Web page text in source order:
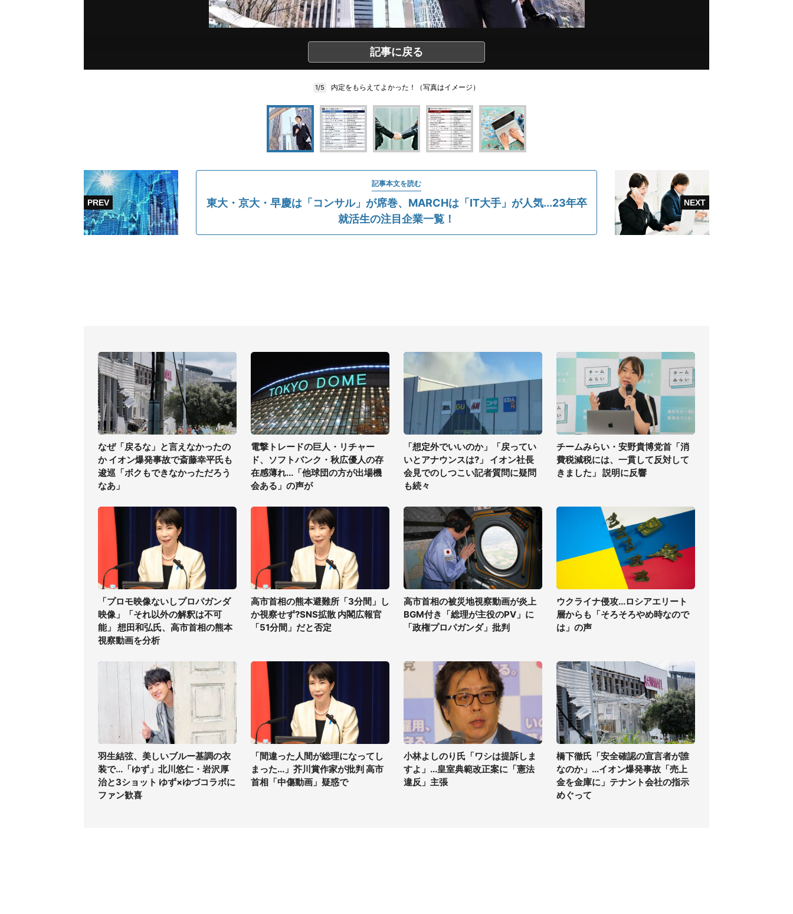
記事に戻る
1/5 内定をもらえてよかった！（写真はイメージ）
記事本文を読む
東大・京大・早慶は「コンサル」が席巻、MARCHは「IT大手」が人気...23年卒
就活生の注目企業一覧！
なぜ「戻るな」と言えなかったの
か イオン爆発事故で斎藤幸平氏も
逡巡「ボクもできなかっただろう
なあ」
電撃トレードの巨人・リチャー
ド、ソフトバンク・秋広優人の存
在感薄れ...「他球団の方が出場機
会ある」の声が
「想定外でいいのか」「戻ってい
いとアナウンスは?」 イオン社長
会見でのしつこい記者質問に疑問
も続々
チームみらい・安野貴博党首「消
費税減税には、一貫して反対して
きました」 説明に反響
「プロモ映像ないしプロパガンダ
映像」「それ以外の解釈は不可
能」 想田和弘氏、高市首相の熊本
視察動画を分析
高市首相の熊本避難所「3分間」し
か視察せず?SNS拡散 内閣広報官
「51分間」だと否定
高市首相の被災地視察動画が炎上
BGM付き「総理が主役のPV」に
「政権プロパガンダ」批判
ウクライナ侵攻...ロシアエリート
層からも「そろそろやめ時なので
は」の声
羽生結弦、美しいブルー基調の衣
装で...「ゆず」北川悠仁・岩沢厚
治と3ショット ゆず×ゆづコラボに
ファン歓喜
「間違った人間が総理になってし
まった...」芥川賞作家が批判 高市
首相「中傷動画」疑惑で
小林よしのり氏「ワシは提訴しま
すよ」...皇室典範改正案に「憲法
違反」主張
橋下徹氏「安全確認の宣言者が誰
なのか」...イオン爆発事故「売上
金を金庫に」テナント会社の指示
めぐって